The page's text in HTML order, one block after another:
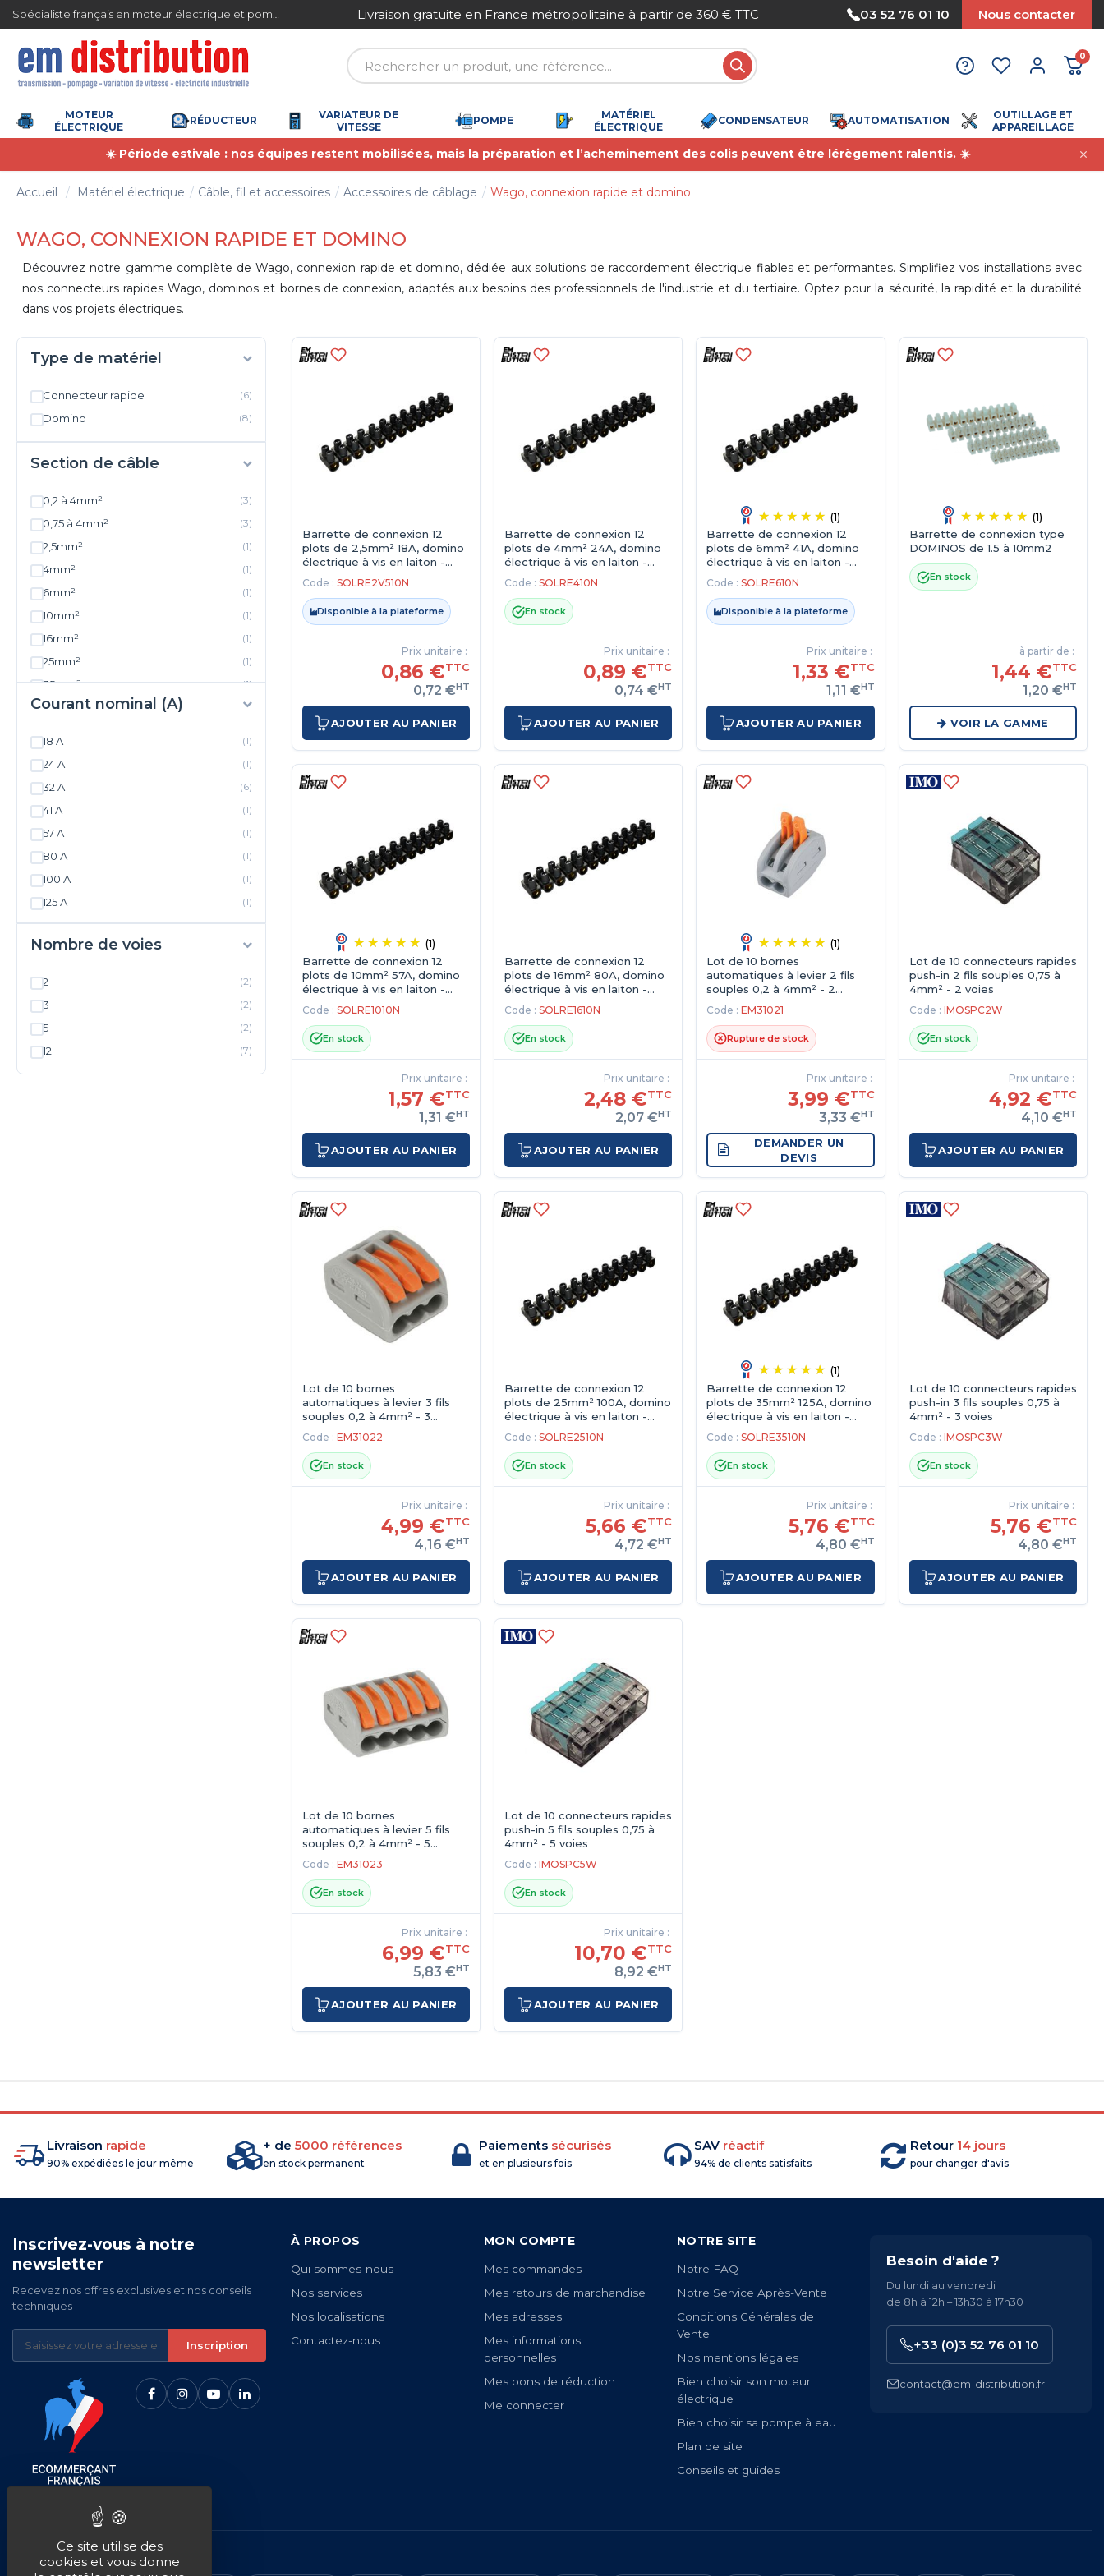
4.7/5 (6362 avis) Livraison gratuite en France métropolitaine à partir de 360 € TTC Paiement sécurisé
03 52 76 01 10 Nous contacter
0
MOTEUR
ÉLECTRIQUE
RÉDUCTEUR
VARIATEUR DE
VITESSE
POMPE
MATÉRIEL
ÉLECTRIQUE
CONDENSATEUR AUTOMATISATION
OUTILLAGE ET
APPAREILLAGE
☀️ Période estivale : nos équipes restent mobilisées, mais la préparation et l’acheminement des colis peuvent être lérègement ralentis. ☀️
Accueil Matériel électrique Câble, fil et accessoires Accessoires de câblage Wago, connexion rapide et domino
WAGO, CONNEXION RAPIDE ET DOMINO
Découvrez notre gamme complète de Wago, connexion rapide et domino, dédiée aux solutions de raccordement électrique fiables et performantes. Simplifiez vos installations avec
nos connecteurs rapides Wago, dominos et bornes de connexion, adaptés aux besoins des professionnels de l'industrie et du tertiaire. Optez pour la sécurité, la rapidité et la durabilité
dans vos projets électriques.
Type de matériel
Connecteur rapide (6)
Domino (8)
Section de câble
0,2 à 4mm² (3)
0,75 à 4mm² (3)
2,5mm² (1)
4mm² (1)
6mm² (1)
10mm² (1)
16mm² (1)
25mm² (1)
35mm² (1)
Courant nominal (A)
18 A (1)
24 A (1)
32 A (6)
41 A (1)
57 A (1)
80 A (1)
100 A (1)
125 A (1)
Nombre de voies
2 (2)
3 (2)
5 (2)
12 (7)
Barrette de connexion 12
plots de 2,5mm² 18A, domino
électrique à vis en laiton -
Noir
Code : SOLRE2V510N
Disponible à la plateforme
Prix unitaire :
0,86 €TTC
0,72 €HT
AJOUTER AU PANIER
Barrette de connexion 12
plots de 4mm² 24A, domino
électrique à vis en laiton -
Noir
Code : SOLRE410N
En stock
Prix unitaire :
0,89 €TTC
0,74 €HT
AJOUTER AU PANIER
(1)
Barrette de connexion 12
plots de 6mm² 41A, domino
électrique à vis en laiton -
Noir
Code :SOLRE610N
Disponible à la plateforme
Prix unitaire :
1,33 €TTC
1,11 €HT
AJOUTER AU PANIER
(1)
Barrette de connexion type
DOMINOS de 1.5 à 10mm2
En stock
à partir de :
1,44 €TTC
1,20 €HT
VOIR LA GAMME
(1)
Barrette de connexion 12
plots de 10mm² 57A, domino
électrique à vis en laiton -
Noir
Code : SOLRE1010N
En stock
Prix unitaire :
1,57 €TTC
1,31 €HT
AJOUTER AU PANIER
Barrette de connexion 12
plots de 16mm² 80A, domino
électrique à vis en laiton -
Noir
Code : SOLRE1610N
En stock
Prix unitaire :
2,48 €TTC
2,07 €HT
AJOUTER AU PANIER
(1)
Lot de 10 bornes
automatiques à levier 2 fils
souples 0,2 à 4mm² - 2
entrées
Code :EM31021
Rupture de stock
Prix unitaire :
3,99 €TTC
3,33 €HT
DEMANDER UN
DEVIS
Lot de 10 connecteurs rapides
push-in 2 fils souples 0,75 à
4mm² - 2 voies
Code : IMOSPC2W
En stock
Prix unitaire :
4,92 €TTC
4,10 €HT
AJOUTER AU PANIER
Lot de 10 bornes
automatiques à levier 3 fils
souples 0,2 à 4mm² - 3
entrées
Code : EM31022
En stock
Prix unitaire :
4,99 €TTC
4,16 €HT
AJOUTER AU PANIER
Barrette de connexion 12
plots de 25mm² 100A, domino
électrique à vis en laiton -
Noir
Code : SOLRE2510N
En stock
Prix unitaire :
5,66 €TTC
4,72 €HT
AJOUTER AU PANIER
(1)
Barrette de connexion 12
plots de 35mm² 125A, domino
électrique à vis en laiton -
Noir
Code :SOLRE3510N
En stock
Prix unitaire :
5,76 €TTC
4,80 €HT
AJOUTER AU PANIER
Lot de 10 connecteurs rapides
push-in 3 fils souples 0,75 à
4mm² - 3 voies
Code : IMOSPC3W
En stock
Prix unitaire :
5,76 €TTC
4,80 €HT
AJOUTER AU PANIER
Lot de 10 bornes
automatiques à levier 5 fils
souples 0,2 à 4mm² - 5
entrées
Code : EM31023
En stock
Prix unitaire :
6,99 €TTC
5,83 €HT
AJOUTER AU PANIER
Lot de 10 connecteurs rapides
push-in 5 fils souples 0,75 à
4mm² - 5 voies
Code : IMOSPC5W
En stock
Prix unitaire :
10,70 €TTC
8,92 €HT
AJOUTER AU PANIER
Livraison rapide
90% expédiées le jour même
+ de 5000 références
en stock permanent
Paiements sécurisés
et en plusieurs fois
SAV réactif
94% de clients satisfaits
Retour 14 jours
pour changer d'avis
Inscrivez-vous à notre
newsletter
Recevez nos offres exclusives et nos conseils
techniques
Inscription
À PROPOS
Qui sommes-nous
Nos services
Nos localisations
Contactez-nous
MON COMPTE
Mes commandes
Mes retours de marchandise
Mes adresses
Mes informations
personnelles
Mes bons de réduction
Me connecter
NOTRE SITE
Notre FAQ
Notre Service Après-Vente
Conditions Générales de
Vente
Nos mentions légales
Bien choisir son moteur
électrique
Bien choisir sa pompe à eau
Plan de site
Conseils et guides
Besoin d'aide ?
Du lundi au vendredi
de 8h à 12h – 13h30 à 17h30
+33 (0)3 52 76 01 10
contact@em-distribution.fr
NOS MARQUES
Gestion des cookies
Ce site utilise des
cookies et vous donne